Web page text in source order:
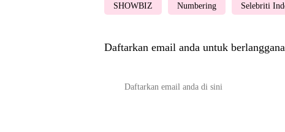
SHOWBIZ Numbering Selebriti
Daftarkan email anda untuk